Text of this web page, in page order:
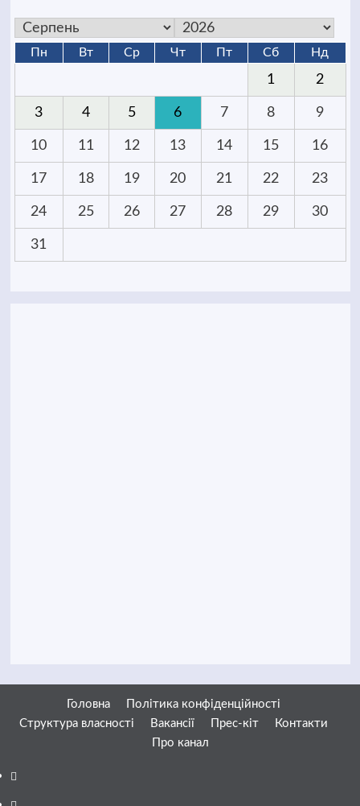
Пн Вт Ср Чт Пт Сб Нд
1 2
3 4 5 6 7 8 9
10 11 12 13 14 15 16
17 18 19 20 21 22 23
24 25 26 27 28 29 30
31
Головна
Політика конфіденційності
Структура власності
Вакансії Прес-кіт
Контакти
Про канал
Facebook